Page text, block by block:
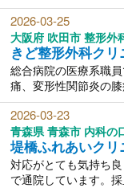
2026-03-25
大阪府 吹田市 整形外
きど整形外科クリ
総合病院の医療系職
痛、変形性関節炎の膝
2026-03-23
青森県 青森市 内科の
堤橋ふれあいクリ
対応がとても気持ち
で通院しています。採